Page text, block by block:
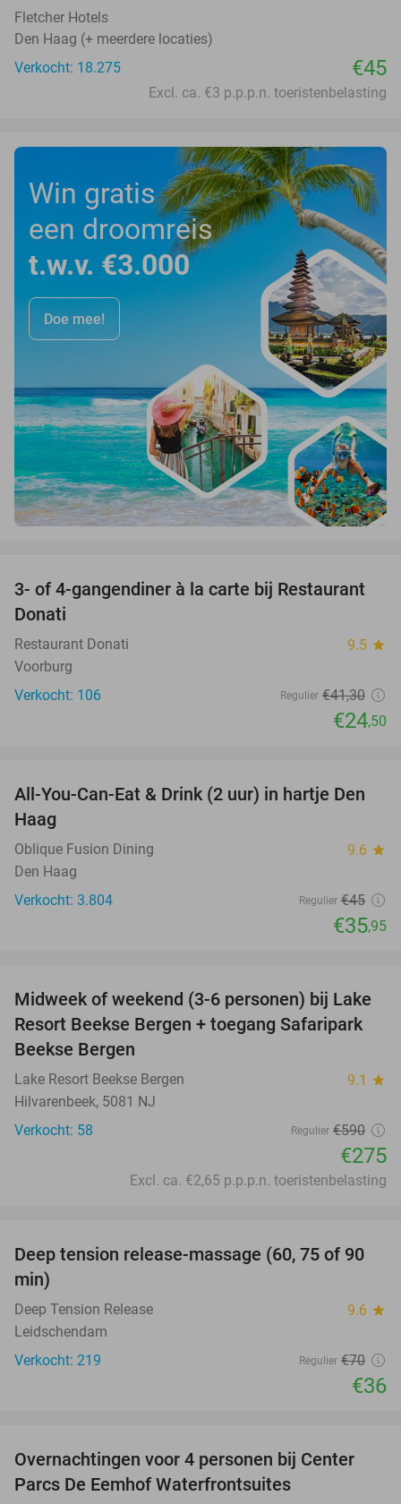
Fletcher Hotels
Den Haag (+ meerdere locaties)
Verkocht: 18.275
€45
Excl. ca. €3 p.p.p.n. toeristenbelasting
Win gratis
een droomreis
t.w.v. €3.000
Doe mee!
41%
3- of 4-gangendiner à la carte bij Restaurant
Donati
Restaurant Donati 9.5 star
Voorburg
Verkocht: 106
Regulier €41,30
€24,50
20%
All-You-Can-Eat & Drink (2 uur) in hartje Den
Haag
Oblique Fusion Dining 9.6 star
Den Haag
Verkocht: 3.804
Regulier €45
€35,95
53%
Midweek of weekend (3-6 personen) bij Lake
Resort Beekse Bergen + toegang Safaripark
Beekse Bergen
Lake Resort Beekse Bergen 9.1 star
Hilvarenbeek, 5081 NJ
Verkocht: 58
Regulier €590
€275
Excl. ca. €2,65 p.p.p.n. toeristenbelasting
49%
Deep tension release-massage (60, 75 of 90
min)
Deep Tension Release 9.6 star
Leidschendam
Verkocht: 219
Regulier €70
€36
Overnachtingen voor 4 personen bij Center
Parcs De Eemhof Waterfrontsuites